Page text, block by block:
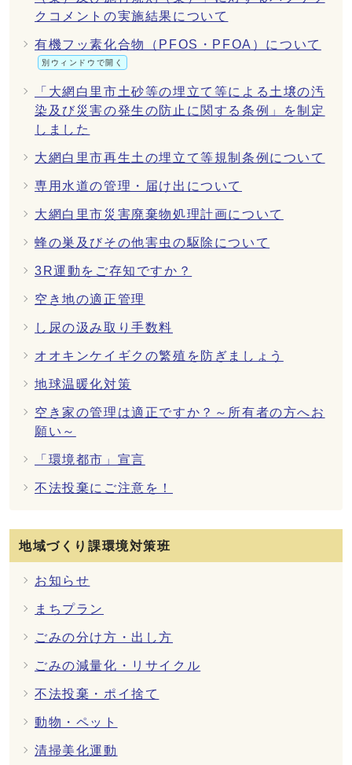
クコメントの実施結果について
有機フッ素化合物（PFOS・PFOA）について
別ウィンドウで開く
「大網白里市土砂等の埋立て等による土壌の汚
染及び災害の発生の防止に関する条例」を制定
しました
大網白里市再生土の埋立て等規制条例について
専用水道の管理・届け出について
大網白里市災害廃棄物処理計画について
蜂の巣及びその他害虫の駆除について
3R運動をご存知ですか？
空き地の適正管理
し尿の汲み取り手数料
オオキンケイギクの繁殖を防ぎましょう
地球温暖化対策
空き家の管理は適正ですか？～所有者の方へお
願い～
「環境都市」宣言
不法投棄にご注意を！
地域づくり課環境対策班
お知らせ
まちプラン
ごみの分け方・出し方
ごみの減量化・リサイクル
不法投棄・ポイ捨て
動物・ペット
清掃美化運動